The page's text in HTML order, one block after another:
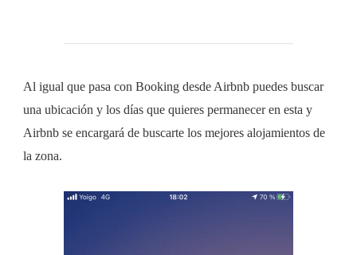
Al igual que pasa con Booking desde Airbnb puedes buscar
una ubicación y los días que quieres permanecer en esta y
Airbnb se encargará de buscarte los mejores alojamientos de
la zona.